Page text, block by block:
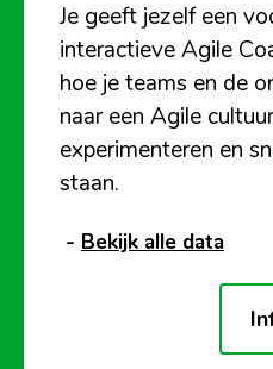
Je geeft jezelf een
interactieve Agile
hoe je teams en de
naar een Agile
experimenteren en
staan.
- Bekijk alle data